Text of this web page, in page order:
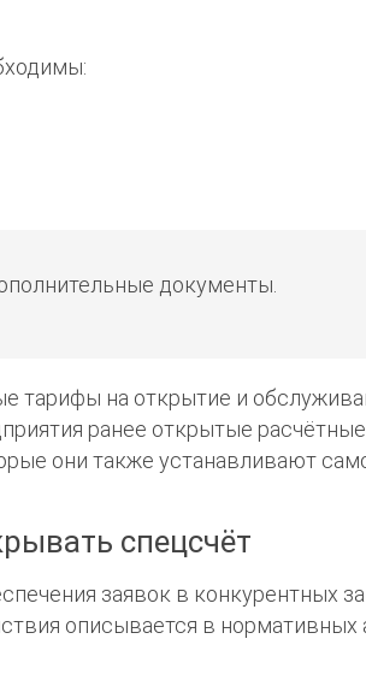
документы.
тарифы на открытие и
ранее открытые
они также устанавливают
спецсчёт
заявок в конкурентных
описывается в нормативных